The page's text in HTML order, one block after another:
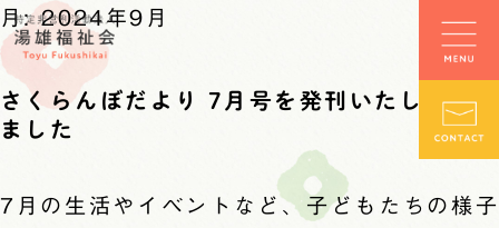
月:2024年9月
さくらんぼだより 7月号を発刊いたし
ました
7月の生活やイベントなど、子どもたちの様子